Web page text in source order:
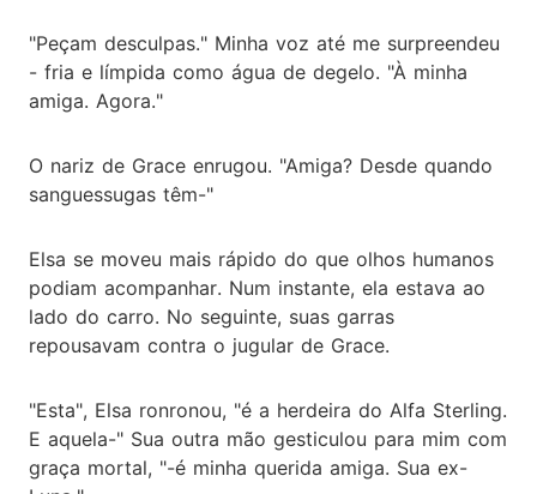
"Peçam desculpas." Minha voz até me surpreendeu
- fria e límpida como água de degelo. "À minha
amiga. Agora."
O nariz de Grace enrugou. "Amiga? Desde quando
sanguessugas têm-"
Elsa se moveu mais rápido do que olhos humanos
podiam acompanhar. Num instante, ela estava ao
lado do carro. No seguinte, suas garras
repousavam contra o jugular de Grace.
"Esta", Elsa ronronou, "é a herdeira do Alfa Sterling.
E aquela-" Sua outra mão gesticulou para mim com
graça mortal, "-é minha querida amiga. Sua ex-